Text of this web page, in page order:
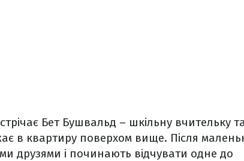
Бет Бушвальд – шкільну вчительку
в квартиру поверхом вище. Після
друзями і починають відчувати одне до